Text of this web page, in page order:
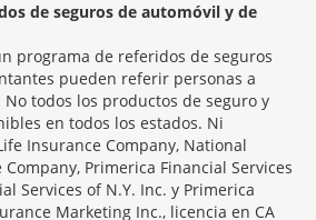
de seguros de automóvil y de
programa de referidos de seguros
pueden referir personas a
todos los productos de seguro y
en todos los estados. Ni
Insurance Company, National
Primerica Financial Services
Services of N.Y. Inc. y Primerica
Marketing Inc., licencia en CA